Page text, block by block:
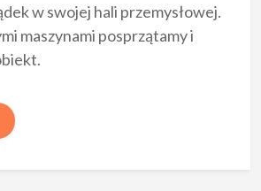
w swojej hali przemysłowej.
maszynami posprzątamy i